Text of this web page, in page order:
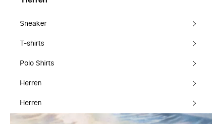
Sneaker
T-shirts
Polo Shirts
Herren
Herren